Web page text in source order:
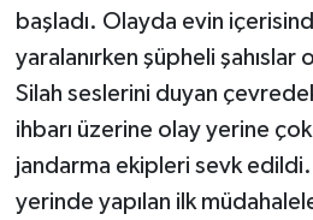
başladı. Olayda evin
yaralanırken şüpheli şahıslar
Silah seslerini duyan
ihbarı üzerine olay yerine çok
jandarma ekipleri sevk edildi.
yerinde yapılan ilk